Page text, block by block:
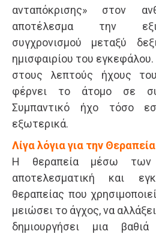
ανταπόκρισης» στον
αποτέλεσμα την
συγχρονισμού μεταξύ
ημισφαιρίου του
στους λεπτούς ήχους
φέρνει το άτομο σε
Συμπαντικό ήχο τόσο
εξωτερικά.
Λίγα λόγια για την
Η θεραπεία μέσω των
αποτελεσματική και
θεραπείας που
μειώσει το άγχος, να
δημιουργήσει μια